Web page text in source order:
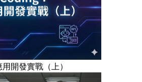
開發實戰（上）